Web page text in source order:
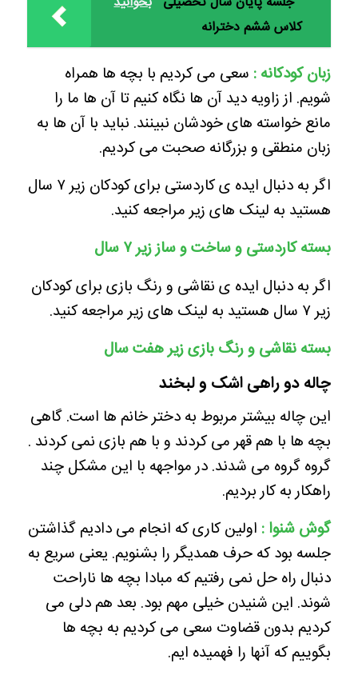
کلاس ششم دخترانه
زبان کودکانه : سعی می کردیم با بچه ها همراه
شویم. از زاویه دید آن ها نگاه کنیم تا آن ها ما را
مانع خواسته های خودشان نبینند. نباید با آن ها به
زبان منطقی و بزرگانه صحبت می کردیم.
اگر به دنبال ایده ی کاردستی برای کودکان زیر ۷ سال
هستید به لینک های زیر مراجعه کنید.
بسته کاردستی و ساخت و ساز زیر ۷ سال
اگر به دنبال ایده ی نقاشی و رنگ بازی برای کودکان
زیر ۷ سال هستید به لینک های زیر مراجعه کنید.
بسته نقاشی و رنگ بازی زیر هفت سال
چاله دو راهی اشک و لبخند
این چاله بیشتر مربوط به دختر خانم ها است. گاهی
بچه ها با هم قهر می کردند و با هم بازی نمی کردند .
گروه گروه می شدند. در مواجهه با این مشکل چند
راهکار به کار بردیم.
گوش شنوا : اولین کاری که انجام می دادیم گذاشتن
جلسه بود که حرف همدیگر را بشنویم. یعنی سریع به
دنبال راه حل نمی رفتیم که مبادا بچه ها ناراحت
شوند. این شنیدن خیلی مهم بود. بعد هم دلی می
کردیم بدون قضاوت سعی می کردیم به بچه ها
بگوییم که آنها را فهمیده ایم.